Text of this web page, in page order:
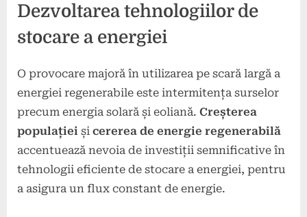
Dezvoltarea tehnologiilor de
stocare a energiei
O provocare majoră în utilizarea pe scară largă a
energiei regenerabile este intermitența surselor
precum energia solară și eoliană. Creșterea
populației și cererea de energie regenerabilă
accentuează nevoia de investiții semnificative în
tehnologii eficiente de stocare a energiei, pentru
a asigura un flux constant de energie.